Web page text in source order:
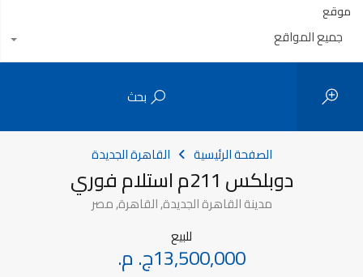
موقع
جميع المواقع
بحث
الصفحة الرئيسية القاهرة الجديدة
دوبلكس 211م استلام فوري
مدينة القاهرة الجديدة, القاهرة, مصر
للبيع
13,500,000ج. م.